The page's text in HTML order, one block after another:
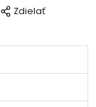
Zdielať